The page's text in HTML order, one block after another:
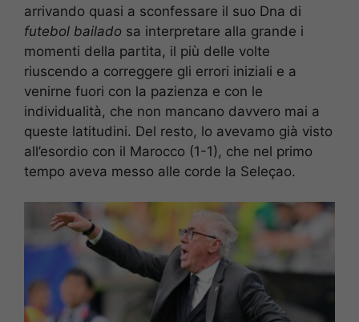
arrivando quasi a sconfessare il suo Dna di
futebol bailado sa interpretare alla grande i
momenti della partita, il più delle volte
riuscendo a correggere gli errori iniziali e a
venirne fuori con la pazienza e con le
individualità, che non mancano davvero mai a
queste latitudini. Del resto, lo avevamo già visto
all’esordio con il Marocco (1-1), che nel primo
tempo aveva messo alle corde la Seleçao.